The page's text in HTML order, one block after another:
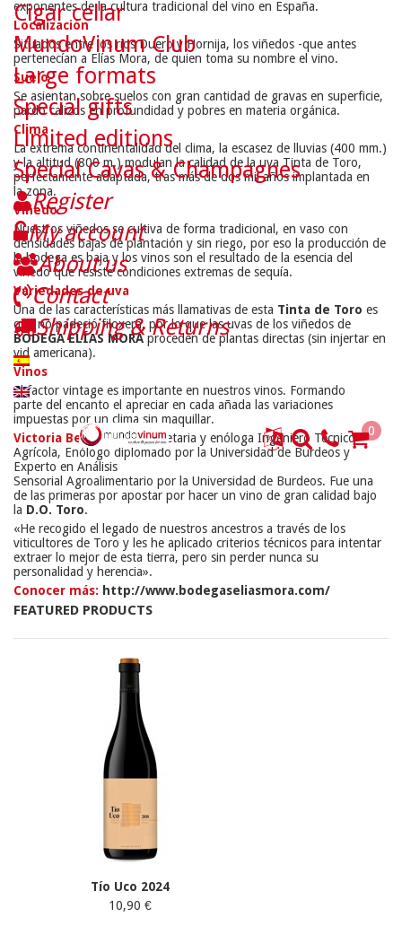
exponentes de la cultura tradicional del vino en España.
Localización
Situados entre los ríos Duero y Hornija, los viñedos -que antes
pertenecían a Elías Mora, de quien toma su nombre el vino.
Suelo
Se asientan sobre suelos con gran cantidad de gravas en superficie,
pardo calizos en profundidad y pobres en materia orgánica.
Clima
La extrema continentalidad del clima, la escasez de lluvias (400 mm.)
y la altitud (800 m.) modulan la calidad de la uva Tinta de Toro,
perfectamente adaptada, tras más de dos mil años implantada en
la zona.
Viñedo
Nuestros viñedos se cultiva de forma tradicional, en vaso con
densidades bajas de plantación y sin riego, por eso la producción de
la bodega es baja y los vinos son el resultado de la esencia del
viñedo que resiste condiciones extremas de sequía.
Variedades de uva
Una de las características más llamativas de esta Tinta de Toro es
que no padeció filoxera, por lo que las uvas de los viñedos de
BODEGA ELÍAS MORAproceden de plantas directas (sin injertar en
vid americana).
Vinos
El factor vintage es importante en nuestros vinos. Formando
parte del encanto el apreciar en cada añada las variaciones
impuestas por un clima sin maquillar.
Victoria Benavides, propietaria y enóloga Ingeniero Técnico
Agrícola, Enólogo diplomado por la Universidad de Burdeos y
Experto en Análisis
Sensorial Agroalimentario por la Universidad de Burdeos. Fue una
de las primeras por apostar por hacer un vino de gran calidad bajo
la D.O. Toro.
«He recogido el legado de nuestros ancestros a través de los
viticultores de Toro y les he aplicado criterios técnicos para intentar
extraer lo mejor de esta tierra, pero sin perder nunca su
personalidad y herencia».
Conocer más: http://www.bodegaseliasmora.com/
FEATURED PRODUCTS
Tío Uco 2024
10,90 €
Cigar cellar
MundoVinum Club
Large formats
Special gifts
Limited editions
Special Cavas & Champagnes
Register
My account
About us
Contact
Shipping & Returns
0